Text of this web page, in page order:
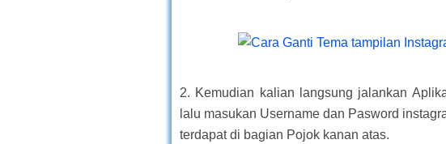
2. Kemudian kalian langsung jalankan
lalu masukan Username dan Pasword
terdapat di bagian Pojok kanan atas.